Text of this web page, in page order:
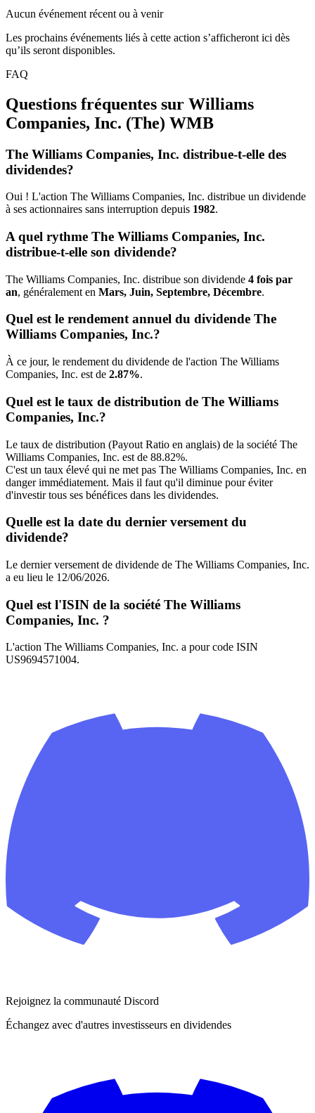
Aucun événement récent ou à venir
Les prochains événements liés à cette action s’afficheront ici dès
qu’ils seront disponibles.
FAQ
Questions fréquentes sur Williams
Companies, Inc. (The) WMB
The Williams Companies, Inc. distribue-t-elle des
dividendes?
Oui ! L'action The Williams Companies, Inc. distribue un dividende
à ses actionnaires sans interruption depuis 1982.
A quel rythme The Williams Companies, Inc.
distribue-t-elle son dividende?
The Williams Companies, Inc. distribue son dividende 4 fois par
an, généralement en Mars, Juin, Septembre, Décembre.
Quel est le rendement annuel du dividende The
Williams Companies, Inc.?
À ce jour, le rendement du dividende de l'action The Williams
Companies, Inc. est de 2.87%.
Quel est le taux de distribution de The Williams
Companies, Inc.?
Le taux de distribution (Payout Ratio en anglais) de la société The
Williams Companies, Inc. est de 88.82%.
C'est un taux élevé qui ne met pas The Williams Companies, Inc. en
danger immédiatement. Mais il faut qu'il diminue pour éviter
d'investir tous ses bénéfices dans les dividendes.
Quelle est la date du dernier versement du
dividende?
Le dernier versement de dividende de The Williams Companies, Inc.
a eu lieu le 12/06/2026.
Quel est l'ISIN de la société The Williams
Companies, Inc. ?
L'action The Williams Companies, Inc. a pour code ISIN
US9694571004.
Rejoignez la communauté Discord
Échangez avec d'autres investisseurs en dividendes